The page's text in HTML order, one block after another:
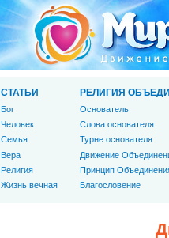
СТАТЬИ
Бог
Человек
Cемья
Вера
Религия
Жизнь вечная
РЕЛИГИЯ
Основатель
Слова основателя
Турне основателя
Движение
Принцип
Благословение